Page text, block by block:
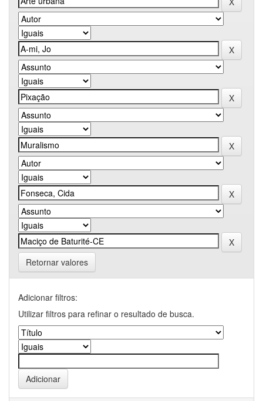
Retornar valores
Adicionar filtros:
Utilizar filtros para refinar o resultado de busca.